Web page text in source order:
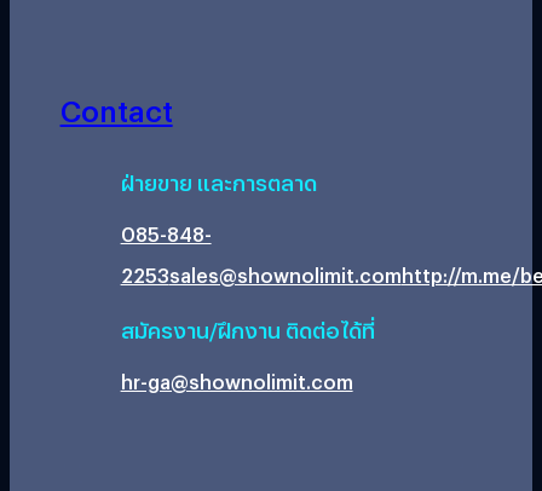
Contact
ฝ่ายขาย และการตลาด
085-848-
2253sales@shownolimit.comhttp://m.me/
สมัครงาน/ฝึกงาน ติดต่อได้ที่
hr-ga@shownolimit.com